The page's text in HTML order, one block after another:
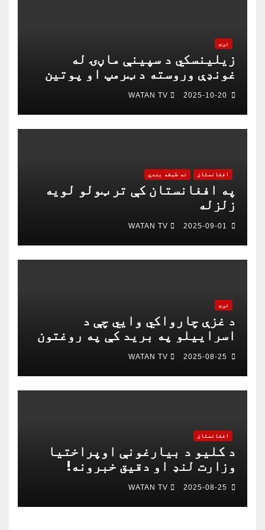
نړۍ
زیلینسکي د سپینې ماڼۍ له
غونډې وروسته د ټرمپ او پوتین
په خبرو اترو کې د ګډون لپاره
چمتو دی
2025-10-20
WATAN TV
افغانستان نه طبقه بندي
په افغانستان کې تر ټولو لویه
زلزله
2025-09-01
WATAN TV
نړۍ
د غزې چارواکي وايي چې د
اسراییلو په برید کې په روغتون
باندې د ۱۵ کسانو په ګډون څلور
خبریالان وژل شوي دي
2025-08-25
WATAN TV
افغانستان
د کلیو د بیارغونې اوپراختیا
وزارت لنډ او دقیق خبرونه!
2025-08-25
WATAN TV